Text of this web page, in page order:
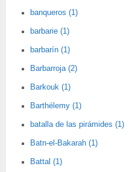
banqueros (1)
barbarie (1)
barbarín (1)
Barbarroja (2)
Barkouk (1)
Barthélemy (1)
batalla de las pirámides (1)
Batn-el-Bakarah (1)
Battal (1)